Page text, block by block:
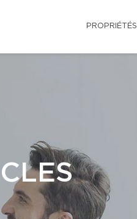
PROPRIÉTÉS